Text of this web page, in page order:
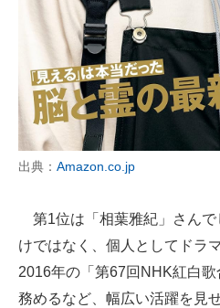
出典： Amazon.co.jp
第1位は「相葉雅紀」さんで
けではなく、個人としてドラ
2016年の「第67回NHK紅白
務めるなど、幅広い活躍を見